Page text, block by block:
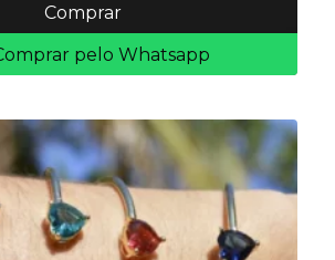
Comprar
pelo Whatsapp